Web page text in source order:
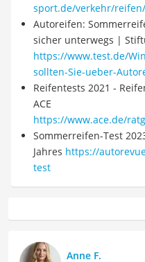
sport.de/verkehr/reifen/
Autoreifen:
sicher unterwegs |
https://www.test.de/
sollten-Sie-ueber-
Reifentests 2021 -
ACE
https://www.ace.de/
Sommerreifen-Test
Jahres https://
test
Anne F.